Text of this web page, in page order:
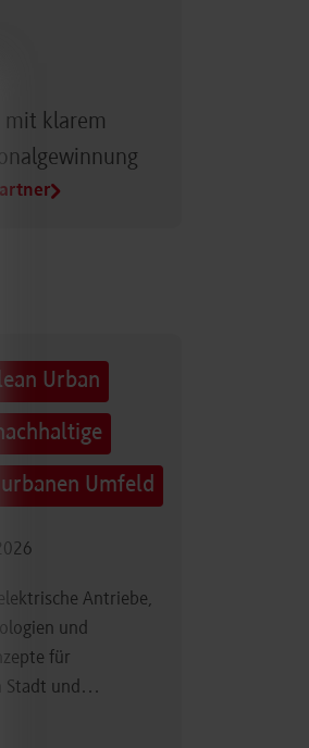
mit klarem
Urban
Umfeld
Antriebe,
und
für
Stadt und…